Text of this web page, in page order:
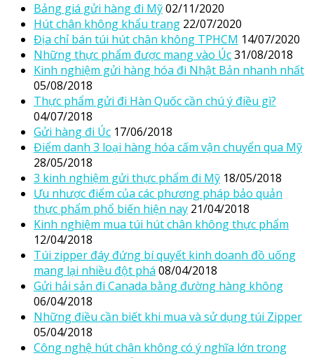
Bảng giá gửi hàng đi Mỹ02/11/2020
Hút chân không khẩu trang 22/07/2020
Địa chỉ bán túi hút chân không TPHCM 14/07/2020
Những thực phẩm được mang vào Úc31/08/2018
Kinh nghiệm gửi hàng hóa đi Nhật Bản nhanh nhất
05/08/2018
Thực phẩm gửi đi Hàn Quốc cần chú ý điều gì?
04/07/2018
Gửi hàng đi Úc 17/06/2018
Điểm danh 3 loại hàng hóa cấm vận chuyển qua Mỹ
28/05/2018
3 kinh nghiệm gửi thực phẩm đi Mỹ 18/05/2018
Ưu nhược điểm của các phương pháp bảo quản
thực phẩm phổ biến hiện nay 21/04/2018
Kinh nghiệm mua túi hút chân không thực phẩm
12/04/2018
Túi zipper đáy đứng bí quyết kinh doanh đồ uống
mang lại nhiều đột phá 08/04/2018
Gửi hải sản đi Canada bằng đường hàng không
06/04/2018
Những điều cần biết khi mua và sử dụng túi Zipper
05/04/2018
Công nghệ hút chân không có ý nghĩa lớn trong